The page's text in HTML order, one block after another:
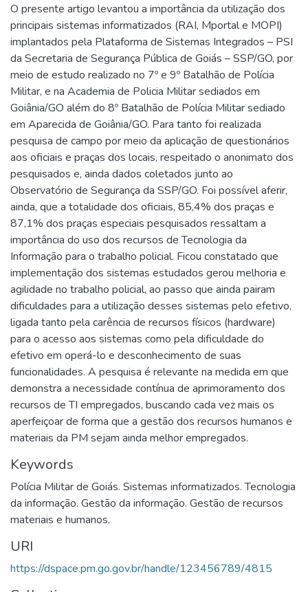
O presente artigo levantou a importância da utilização dos
principais sistemas informatizados (RAI, Mportal e MOPI)
implantados pela Plataforma de Sistemas Integrados – PSI
da Secretaria de Segurança Pública de Goiás – SSP/GO, por
meio de estudo realizado no 7º e 9º Batalhão de Polícia
Militar, e na Academia de Policia Militar sediados em
Goiânia/GO além do 8º Batalhão de Polícia Militar sediado
em Aparecida de Goiânia/GO. Para tanto foi realizada
pesquisa de campo por meio da aplicação de questionários
aos oficiais e praças dos locais, respeitado o anonimato dos
pesquisados e, ainda dados coletados junto ao
Observatório de Segurança da SSP/GO. Foi possível aferir,
ainda, que a totalidade dos oficiais, 85,4% dos praças e
87,1% dos praças especiais pesquisados ressaltam a
importância do uso dos recursos de Tecnologia da
Informação para o trabalho policial. Ficou constatado que
implementação dos sistemas estudados gerou melhoria e
agilidade no trabalho policial, ao passo que ainda pairam
dificuldades para a utilização desses sistemas pelo efetivo,
ligada tanto pela carência de recursos físicos (hardware)
para o acesso aos sistemas como pela dificuldade do
efetivo em operá-lo e desconhecimento de suas
funcionalidades. A pesquisa é relevante na medida em que
demonstra a necessidade contínua de aprimoramento dos
recursos de TI empregados, buscando cada vez mais os
aperfeiçoar de forma que a gestão dos recursos humanos e
materiais da PM sejam ainda melhor empregados.
Keywords
Polícia Militar de Goiás. Sistemas informatizados. Tecnologia
da informação. Gestão da informação. Gestão de recursos
materiais e humanos.
URI
https://dspace.pm.go.gov.br/handle/123456789/4815